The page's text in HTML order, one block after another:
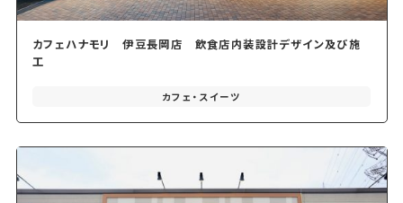
カフェハナモリ 伊豆長岡店 飲食店内装設計デザイン及び施
工
カフェ・スイーツ